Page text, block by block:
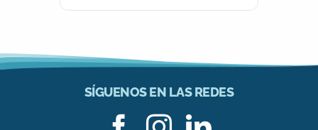
SÍGUENOS EN LAS REDES